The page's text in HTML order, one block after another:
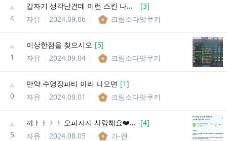
4
갑자기 생각난건데 이런 스킨 나오면 설렐거같지 않아? [3]
자유
2024.09.06 크림소다맛쿠키
1
이상한점을 찾으시오 [5]
자유
2024.09.04 크림소다맛쿠키
0
만약 수영장파티 아리 나오면 [1]
자유
2024.09.01 크림소다맛쿠키
5
꺄ㅏㅏㅏㅏ 오피지지 사랑해요❤️❤️❤️❤️❤️ [4]
자유
2024.08.05 가-렌